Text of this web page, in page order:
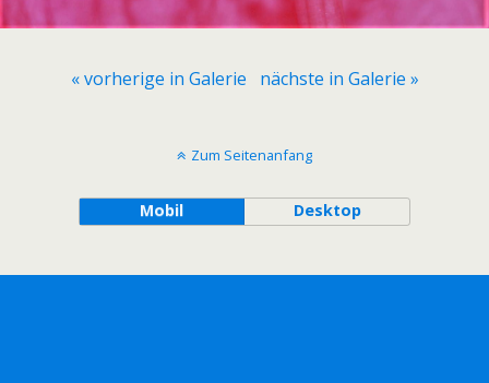
« vorherige in Galerie nächste in Galerie »
Zum Seitenanfang
Mobil Desktop